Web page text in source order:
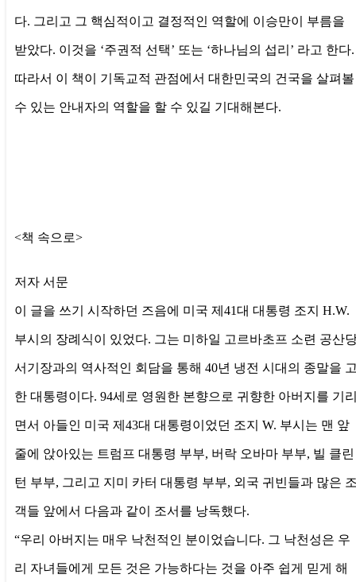
다. 그리고 그 핵심적이고 결정적인 역할에 이승만이 부름을
받았다. 이것을 ‘주권적 선택’ 또는 ‘하나님의 섭리’ 라고 한다.
따라서 이 책이 기독교적 관점에서 대한민국의 건국을 살펴볼
수 있는 안내자의 역할을 할 수 있길 기대해본다.
<책 속으로>
저자 서문
이 글을 쓰기 시작하던 즈음에 미국 제41대 대통령 조지 H.W.
부시의 장례식이 있었다. 그는 미하일 고르바초프 소련 공산
서기장과의 역사적인 회담을 통해 40년 냉전 시대의 종말을
한 대통령이다. 94세로 영원한 본향으로 귀향한 아버지를 기
면서 아들인 미국 제43대 대통령이었던 조지 W. 부시는 맨 앞
줄에 앉아있는 트럼프 대통령 부부, 버락 오바마 부부, 빌 클린
턴 부부, 그리고 지미 카터 대통령 부부, 외국 귀빈들과 많은
객들 앞에서 다음과 같이 조서를 낭독했다.
“우리 아버지는 매우 낙천적인 분이었습니다. 그 낙천성은 우
리 자녀들에게 모든 것은 가능하다는 것을 아주 쉽게 믿게 해